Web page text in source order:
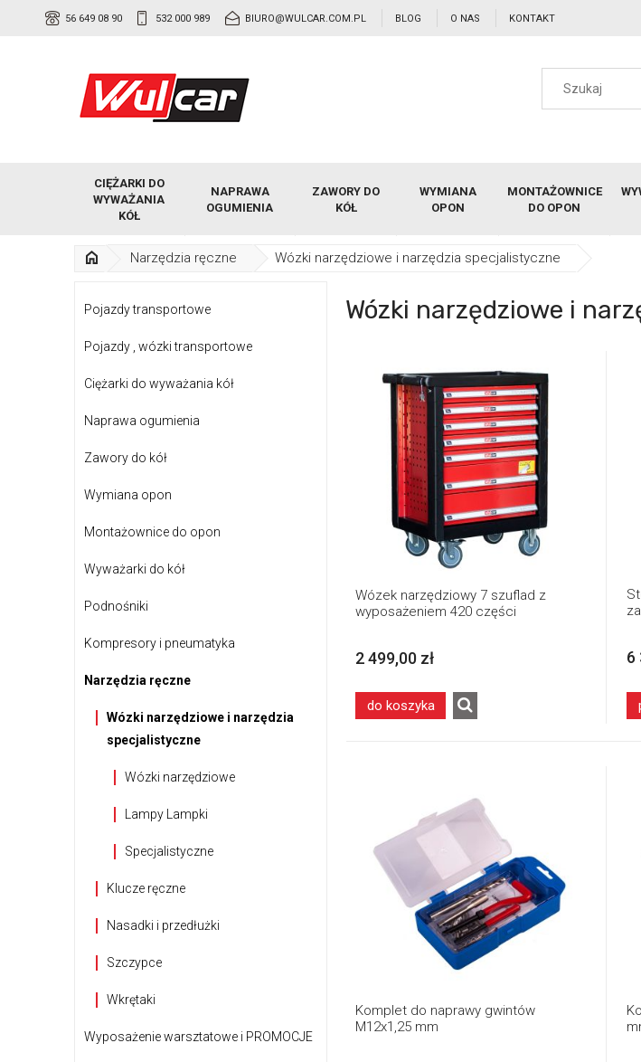
56 649 08 90 532 000 989 BIURO@WULCAR.COM.PL BLOG O NAS KONTAKT
CIĘŻARKI DO
WYWAŻANIA
KÓŁ
NAPRAWA
OGUMIENIA
ZAWORY DO
KÓŁ
WYMIANA
OPON
MONTAŻOWNICE
DO OPON
Narzędzia ręczne Wózki narzędziowe i narzędzia specjalistyczne
Pojazdy transportowe
Pojazdy , wózki transportowe
Ciężarki do wyważania kół
Naprawa ogumienia
Zawory do kół
Wymiana opon
Montażownice do opon
Wyważarki do kół
Podnośniki
Kompresory i pneumatyka
Narzędzia ręczne
Wózki narzędziowe i narzędzia
specjalistyczne
Wózki narzędziowe
Lampy Lampki
Specjalistyczne
Klucze ręczne
Nasadki i przedłużki
Szczypce
Wkrętaki
Wyposażenie warsztatowe i PROMOCJE
Wózki narzędziowe i
Wózek narzędziowy 7 szuflad z
wyposażeniem 420 części
2 499,00 zł
do koszyka
6
Komplet do naprawy gwintów
M12x1,25 mm